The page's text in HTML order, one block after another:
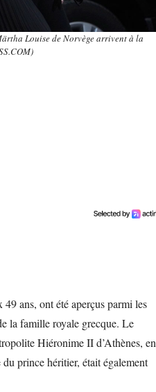
Louise de Norvège arrivent à la
ans, ont été aperçus parmi les
la famille royale grecque. Le
Hiéronime II d’Athènes, en
prince héritier, était également